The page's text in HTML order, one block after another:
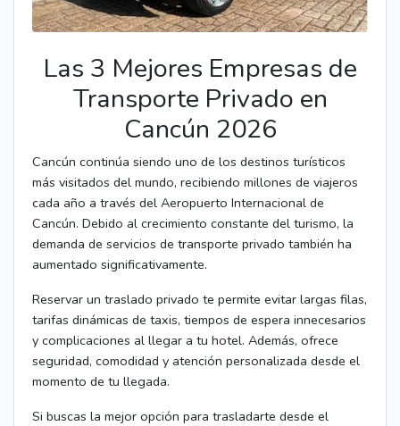
Las 3 Mejores Empresas de
Transporte Privado en
Cancún 2026
Cancún continúa siendo uno de los destinos turísticos
más visitados del mundo, recibiendo millones de viajeros
cada año a través del Aeropuerto Internacional de
Cancún. Debido al crecimiento constante del turismo, la
demanda de servicios de transporte privado también ha
aumentado significativamente.
Reservar un traslado privado te permite evitar largas filas,
tarifas dinámicas de taxis, tiempos de espera innecesarios
y complicaciones al llegar a tu hotel. Además, ofrece
seguridad, comodidad y atención personalizada desde el
momento de tu llegada.
Si buscas la mejor opción para trasladarte desde el